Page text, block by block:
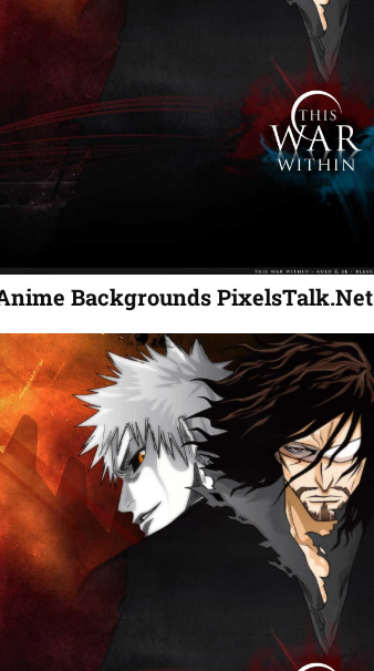
Backgrounds PixelsTalk.Net